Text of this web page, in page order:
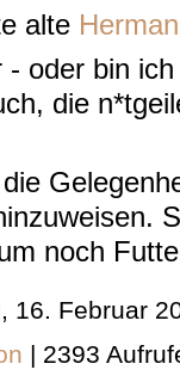
alte
oder bin
die
noch
16. Februar
| 2393